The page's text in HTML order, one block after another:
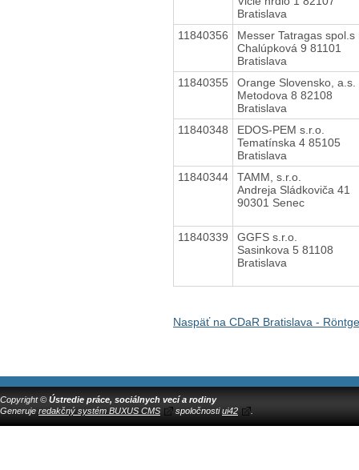
Bratislava
11840356
Messer Tatragas spol.s
Chalúpková 9 81101
Bratislava
11840355
Orange Slovensko, a.s.
Metodova 8 82108
Bratislava
11840348
EDOS-PEM s.r.o.
Tematínska 4 85105
Bratislava
11840344
TAMM, s.r.o.
Andreja Sládkoviča 41
90301 Senec
11840339
GGFS s.r.o.
Sasinkova 5 81108
Bratislava
Naspäť na CDaR Bratislava -
Copyright © Ústredie práce, sociálnych vecí a rodiny
Generuje redakčný systém BUXUS CMS spoločnostiui42